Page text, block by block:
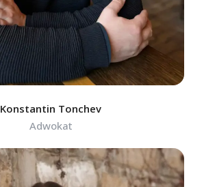
Konstantin Tonchev
Adwokat